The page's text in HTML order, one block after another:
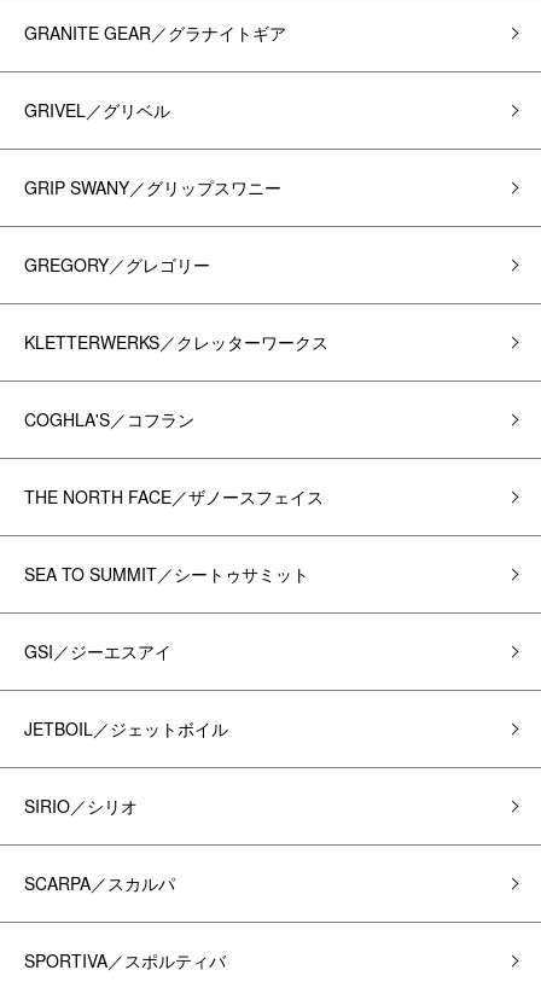
GRANITE GEAR／グラナイトギア
GRIVEL／グリベル
GRIP SWANY／グリップスワニー
GREGORY／グレゴリー
KLETTERWERKS／クレッターワークス
COGHLA'S／コフラン
THE NORTH FACE／ザノースフェイス
SEA TO SUMMIT／シートゥサミット
GSI／ジーエスアイ
JETBOIL／ジェットボイル
SIRIO／シリオ
SCARPA／スカルパ
SPORTIVA／スポルティバ